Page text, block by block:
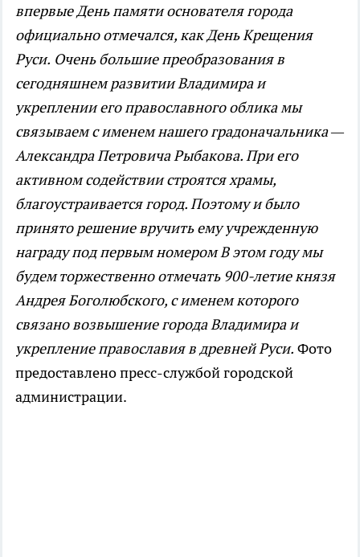
впервые День памяти основателя города
официально отмечался, как День Крещения
Руси. Очень большие преобразования в
сегодняшнем развитии Владимира и
укреплении его православного облика мы
связываем с именем нашего градоначальника —
Александра Петровича Рыбакова. При его
активном содействии строятся храмы,
благоустраивается город. Поэтому и было
принято решение вручить ему учрежденную
награду под первым номером В этом году мы
будем торжественно отмечать 900-летие князя
Андрея Боголюбского, с именем которого
связано возвышение города Владимира и
укрепление православия в древней Руси. Фото
предоставлено пресс-службой городской
администрации.